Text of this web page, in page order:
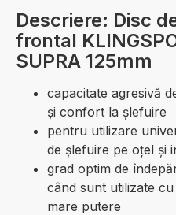
Descriere: Disc
frontal
SUPRA 125mm
capacitate agresivă
și confort la șlefuire
pentru utilizare
de șlefuire pe oțel și
grad optim de
când sunt utilizate
mare putere